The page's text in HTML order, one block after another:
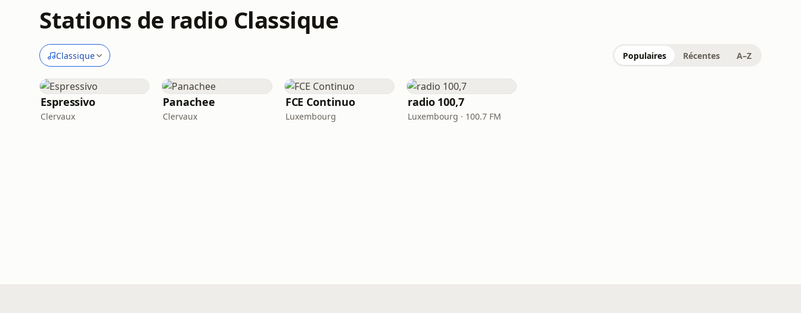
Stations de radio Classique
Classique Populaires Récentes A–Z
Espressivo
Clervaux
Panachee
Clervaux
FCE Continuo
Luxembourg
radio 100,7
Luxembourg · 100.7 FM